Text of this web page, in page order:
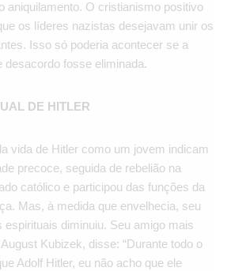
aniquilamento. O cristianismo positivo
os líderes nazistas desejavam unir os
Isso só poderia acontecer se a
desacordo fosse eliminada.
DE HITLER
vida de Hitler como um jovem indicam
precoce, seguida de rebelião na
católico e participou das funções da
Mas, à medida que envelhecia, seu
diminuiu. Seu amigo mais
Kubizek, disse: “Durante todo o
Adolf Hitler, eu não acho que ele